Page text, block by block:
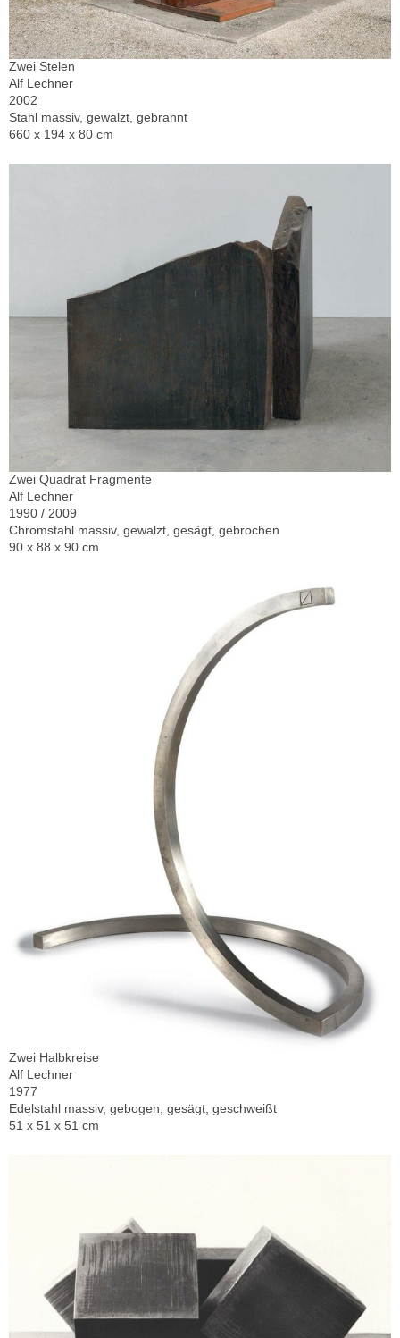
Zwei Stelen
Alf Lechner
2002
Stahl massiv, gewalzt, gebrannt
660 x 194 x 80 cm
Zwei Quadrat Fragmente
Alf Lechner
1990 / 2009
Chromstahl massiv, gewalzt, gesägt, gebrochen
90 x 88 x 90 cm
Zwei Halbkreise
Alf Lechner
1977
Edelstahl massiv, gebogen, gesägt, geschweißt
51 x 51 x 51 cm